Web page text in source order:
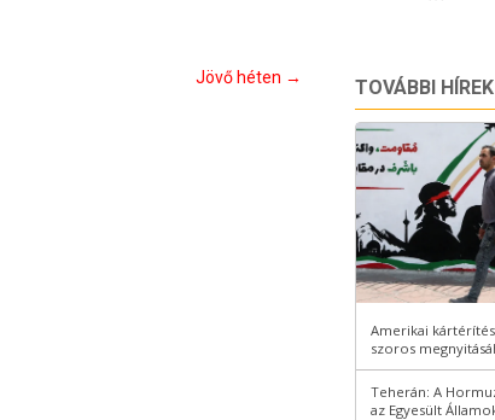
Jövő héten → TOVÁBBI HÍREK